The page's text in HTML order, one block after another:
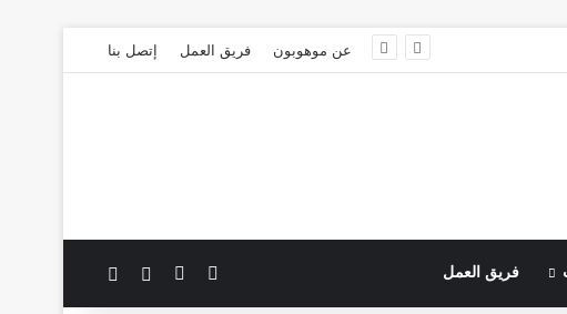
عن موهوبون فريق العمل إتصل بنا
فريق العمل فيسبوك الوضع المظلم